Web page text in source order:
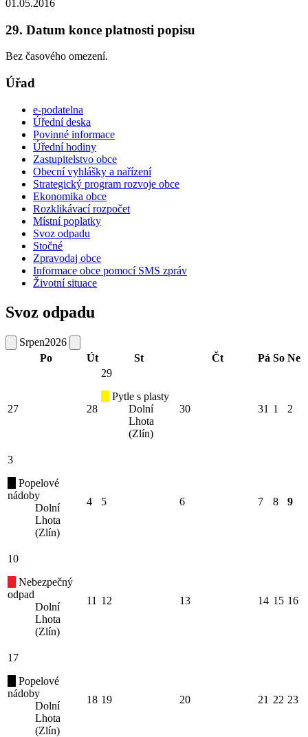
01.05.2016
29. Datum konce platnosti popisu
Bez časového omezení.
Úřad
e-podatelna
Úřední deska
Povinné informace
Úřední hodiny
Zastupitelstvo obce
Obecní vyhlášky a nařízení
Strategický program rozvoje obce
Ekonomika obce
Rozklikávací rozpočet
Místní poplatky
Svoz odpadu
Stočné
Zpravodaj obce
Informace obce pomocí SMS zpráv
Životní situace
Svoz odpadu
Srpen2026
Po
Út St Čt Pá So Ne
27 28
29
Pytle s plasty
Dolní
Lhota
(Zlín)
30 31 1 2
3
Popelové
nádoby
Dolní
Lhota
(Zlín)
4 5 6 7 8 9
10
Nebezpečný
odpad
Dolní
Lhota
(Zlín)
11 12 13 14 15 16
17
Popelové
nádoby
Dolní
Lhota
(Zlín)
18 19 20 21 22 23